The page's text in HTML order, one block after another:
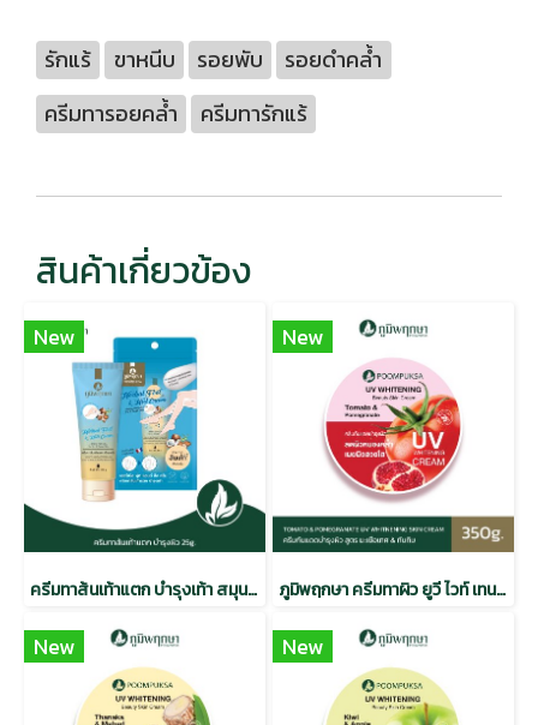
รักแร้ ขาหนีบ รอยพับ
รอยดำคล้ำ
ครีมทารอยคล้ำ
ครีมทารักแร้
สินค้าเกี่ยวข้อง
New
ครีมทาส้นเท้าแตก บำรุงเท้า สมุนไพร ภูมิพฤกษา CODE : 9328
New
ภูมิพฤกษา ครีมทาผิว ยูวี ไวท์ เทนนิ่ง บิวตี้ สกินครีม สูตรมะเขือเทศและทับทิม CODE 9338-1
New New